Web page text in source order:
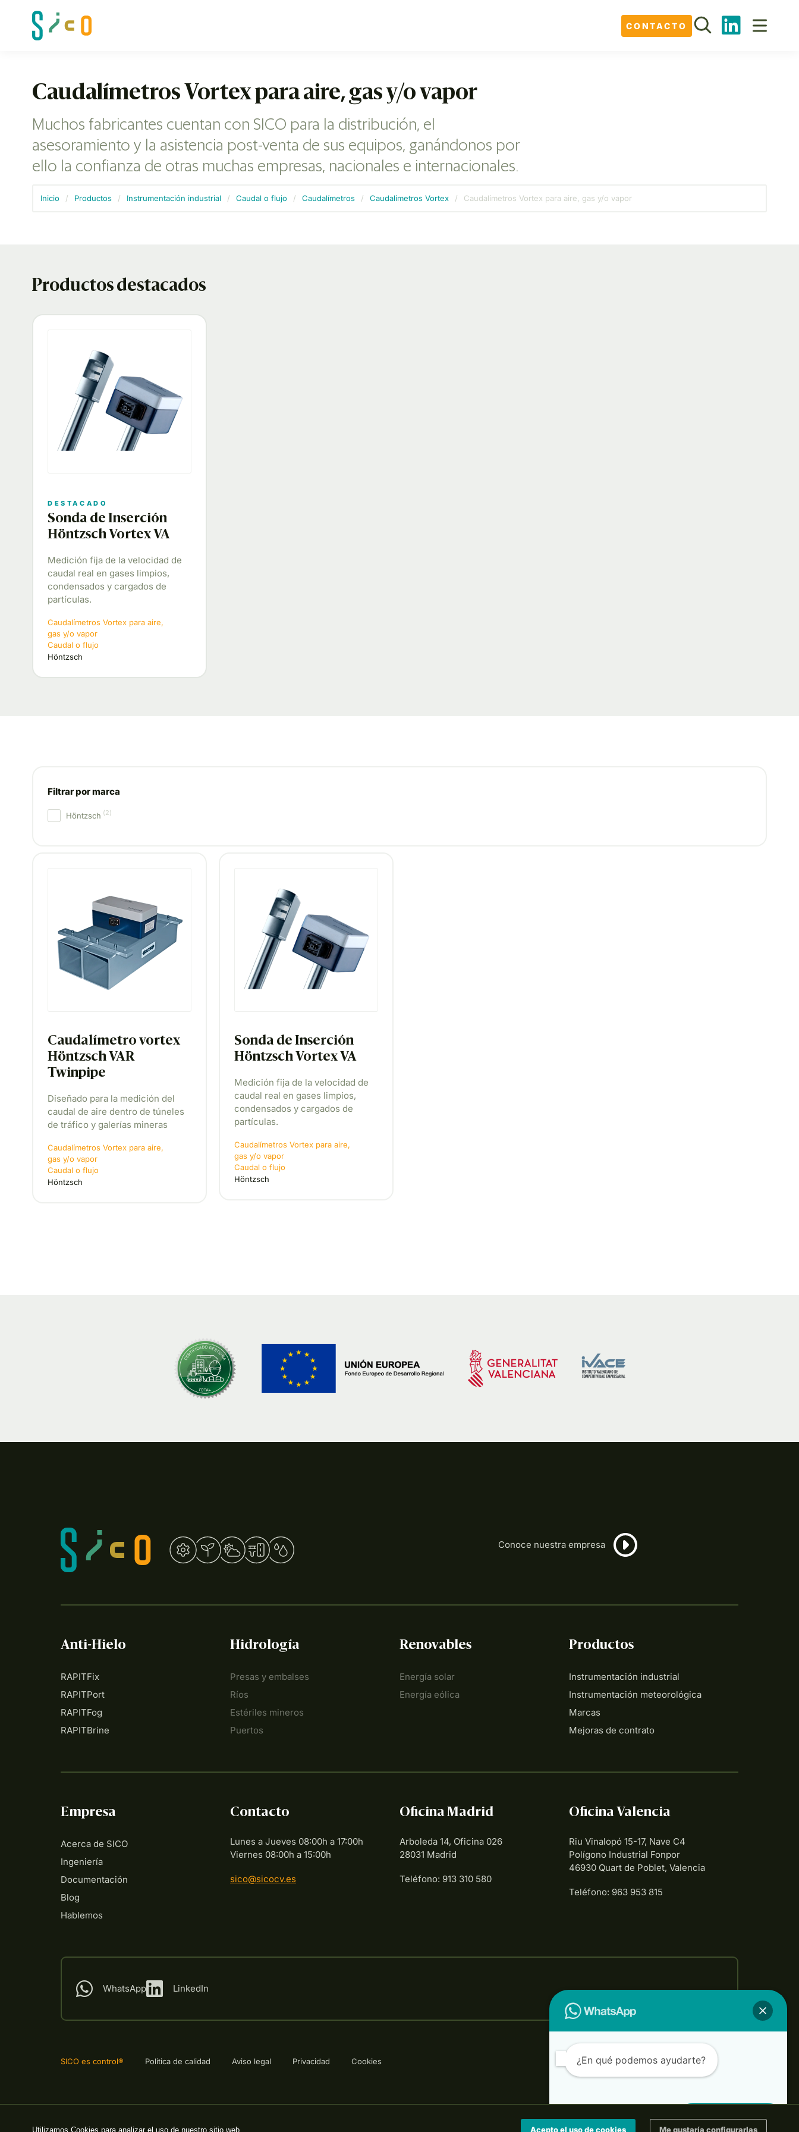
CONTACTO
Caudalímetros Vortex para aire, gas y/o vapor
Muchos fabricantes cuentan con SICO para la distribución, el
asesoramiento y la asistencia post-venta de sus equipos, ganándonos por
ello la confianza de otras muchas empresas, nacionales e internacionales.
Inicio / Productos / Instrumentación industrial / Caudal o flujo / Caudalímetros / Caudalímetros Vortex / Caudalímetros Vortex para aire, gas y/o vapor
Productos destacados
DESTACADO
Sonda de Inserción
Höntzsch Vortex VA
Medición fija de la velocidad de
caudal real en gases limpios,
condensados ​​y cargados de
partículas.
Caudalímetros Vortex para aire,
gas y/o vapor
Caudal o flujo
Höntzsch
Caudalímetro vortex
Höntzsch VAR
Twinpipe
Diseñado para la medición del
caudal de aire dentro de túneles
de tráfico y galerías mineras
Caudalímetros Vortex para aire,
gas y/o vapor
Caudal o flujo
Höntzsch
Sonda de Inserción
Höntzsch Vortex VA
Medición fija de la velocidad de
caudal real en gases limpios,
condensados ​​y cargados de
partículas.
Caudalímetros Vortex para aire,
gas y/o vapor
Caudal o flujo
Höntzsch
Filtrar por marca
Höntzsch (2)
Anti-Hielo
RAPITFix
RAPITPort
RAPITFog
RAPITBrine
Hidrología
Presas y embalses
Ríos
Estériles mineros
Puertos
Renovables
Energía solar
Energía eólica
Productos
Instrumentación industrial
Instrumentación meteorológica
Marcas
Mejoras de contrato
Empresa
Acerca de SICO
Ingeniería
Documentación
Blog
Hablemos
Contacto
Lunes a Jueves 08:00h a 17:00h
Viernes 08:00h a 15:00h
sico@sicocv.es
Oficina Madrid
Arboleda 14, Oficina 026
28031 Madrid
Teléfono: 913 310 580
Oficina Valencia
Riu Vinalopó 15-17, Nave C4
Polígono Industrial Fonpor
46930 Quart de Poblet, Valencia
Teléfono: 963 953 815
WhatsApp LinkedIn
SICO es control® Política de calidad Aviso legal Privacidad Cookies
Utilizamos Cookies para analizar el uso de nuestro sitio web. Acepto el uso de cookies Me gustaría configurarlas
¿En qué podemos ayudarte?
¿Hablamos?